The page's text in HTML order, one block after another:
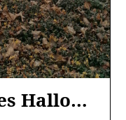
Hallo…